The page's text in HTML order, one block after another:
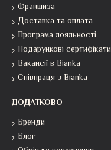
Франшиза
Доставка та оплата
Програма лояльності
Подарункові сертифікати
Вакансії в Bianka
Співпраця з Bianka
ДОДАТКОВО
Бренди
Блог